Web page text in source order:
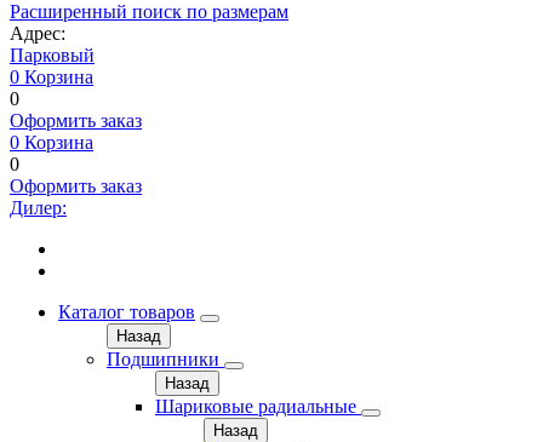
Расширенный поиск по размерам
Адрес:
Парковый
0 Корзина
0
Оформить заказ
0 Корзина
0
Оформить заказ
Дилер:
Каталог товаров
Назад
Подшипники
Назад
Шариковые радиальные
Назад